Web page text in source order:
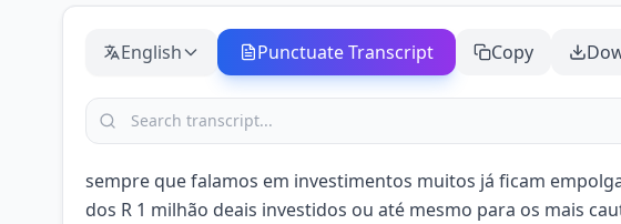
English Punctuate Transcript Copy
sempre que falamos em investimentos muitos já ficam
dos R 1 milhão deais investidos ou até mesmo para os mais